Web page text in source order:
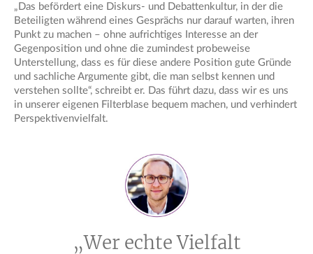
„Das befördert eine Diskurs- und Debattenkultur, in der die
Beteiligten während eines Gesprächs nur darauf warten, ihren
Punkt zu machen – ohne aufrichtiges Interesse an der
Gegenposition und ohne die zumindest probeweise
Unterstellung, dass es für diese andere Position gute Gründe
und sachliche Argumente gibt, die man selbst kennen und
verstehen sollte“, schreibt er. Das führt dazu, dass wir es uns
in unserer eigenen Filterblase bequem machen, und verhindert
Perspektivenvielfalt.
„Wer echte Vielfalt